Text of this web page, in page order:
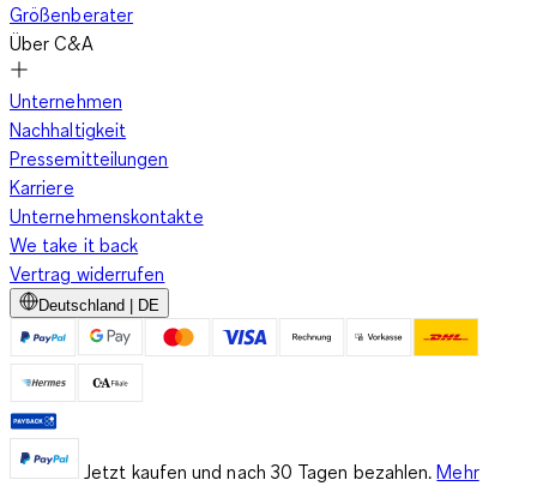
Größenberater
Über C&A
Unternehmen
Nachhaltigkeit
Pressemitteilungen
Karriere
Unternehmenskontakte
We take it back
Vertrag widerrufen
Deutschland | DE
Jetzt kaufen und nach 30 Tagen bezahlen. Mehr